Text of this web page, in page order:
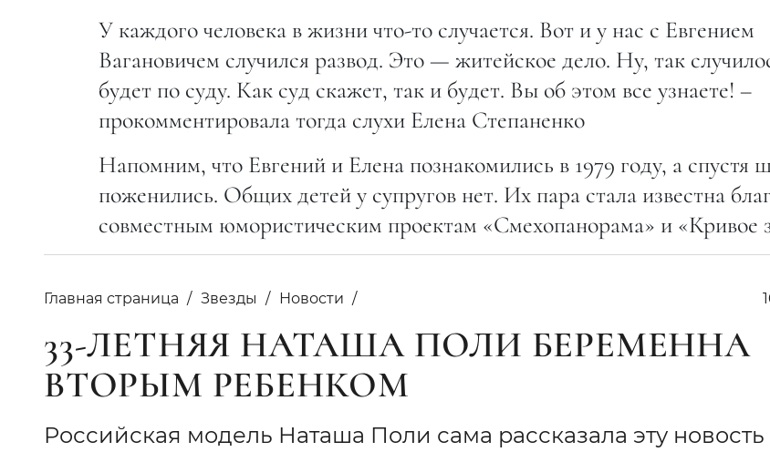
У каждого человека в жизни что-то случается. Вот и у нас с Евгением
Вагановичем случился развод. Это — житейское дело. Ну, так
будет по суду. Как суд скажет, так и будет. Вы об этом все узнаете! –
прокомментировала тогда слухи Елена Степаненко
Напомним, что Евгений и Елена познакомились в 1979 году, а спустя
поженились. Общих детей у супругов нет. Их пара стала известна
совместным юмористическим проектам «Смехопанорама» и «Кривое
Главная страница Звезды Новости
33-ЛЕТНЯЯ НАТАША ПОЛИ БЕРЕМЕННА
ВТОРЫМ РЕБЕНКОМ
Российская модель Наташа Поли сама рассказала эту новость